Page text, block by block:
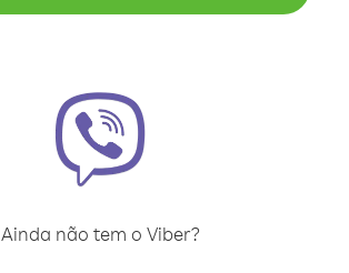
Ainda não tem o Viber?